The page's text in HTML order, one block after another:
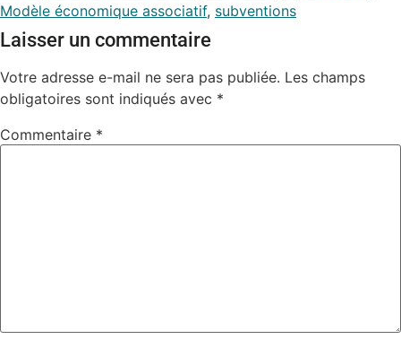
Modèle économique associatif, subventions
Laisser un commentaire
Votre adresse e-mail ne sera pas publiée. Les champs
obligatoires sont indiqués avec *
Commentaire *